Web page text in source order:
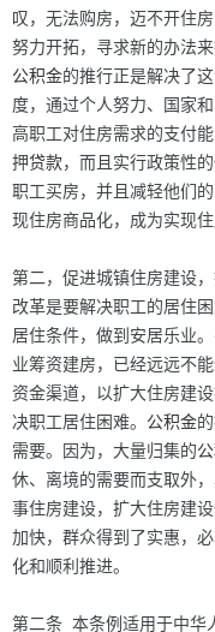
叹，无法购房，迈不开住
努力开拓，寻求新的办法
公积金的推行正是解决了
度，通过个人努力、国家
高职工对住房需求的支付
押贷款，而且实行政策性
职工买房，并且减轻他们
现住房商品化，成为实现
第二，促进城镇住房建设
改革是要解决职工的居住
居住条件，做到安居乐业
业筹资建房，已经远远不
资金渠道，以扩大住房建
决职工居住困难。 公积金
需要。因为，大量归集的
休、离境的需要而支取外
事住房建设，扩大住房建
加快，群众得到了实惠，
化和顺利推进。
第二条 本条例适用于中华